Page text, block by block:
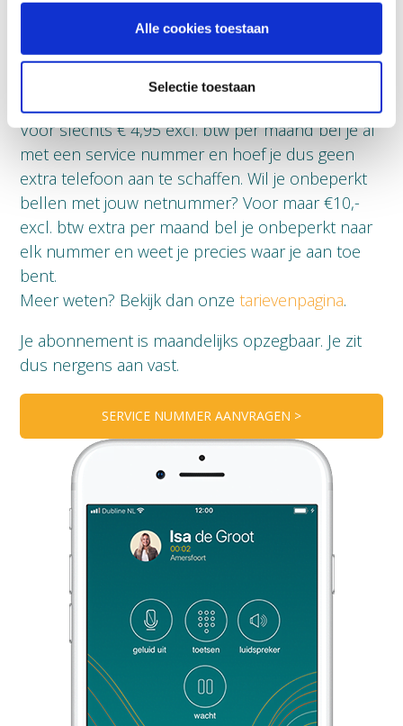
Alle cookies toestaan
Selectie toestaan
Wat kost bellen met een
service nummer?
Voor slechts € 4,95 excl. btw per maand bel je al
met een service nummer en hoef je dus geen
extra telefoon aan te schaffen. Wil je onbeperkt
bellen met jouw netnummer? Voor maar €10,-
excl. btw extra per maand bel je onbeperkt naar
elk nummer en weet je precies waar je aan toe
bent.
Meer weten? Bekijk dan onzetarievenpagina.
Je abonnement is maandelijks opzegbaar. Je zit
dus nergens aan vast.
SERVICE NUMMER AANVRAGEN >